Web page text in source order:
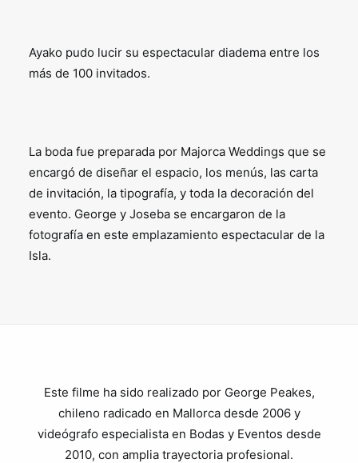
Ayako pudo lucir su espectacular diadema entre los
más de 100 invitados.
La boda fue preparada por Majorca Weddings que se
encargó de diseñar el espacio, los menús, las carta
de invitación, la tipografía, y toda la decoración del
evento. George y Joseba se encargaron de la
fotografía en este emplazamiento espectacular de la
Isla.
Este filme ha sido realizado por George Peakes,
chileno radicado en Mallorca desde 2006 y
videógrafo especialista en Bodas y Eventos desde
2010, con amplia trayectoria profesional.